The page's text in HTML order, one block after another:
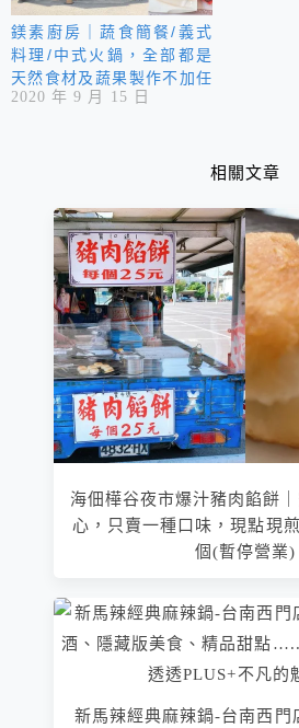
鎂素廚房｜蔬食簡餐/義式
料理/中式火鍋，全部都是
天然食材及蔬果製作不加任
何人工香料及味精喔， 請
2020 年 9 月 15 日
相關文章
海佃樺谷夜市爆汁豬肉餡餅
心，只賣一種口味，現點現
個(暫停營業)
新馬辣經典麻辣鍋-台南西門